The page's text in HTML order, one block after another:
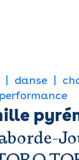
danse
performance